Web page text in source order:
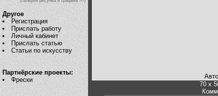
Другое
Регистрация
Прислать работу
Личный кабинет
Прислать статью
Статьи по искусству
Партнёрские проекты:
Фрески
70 х